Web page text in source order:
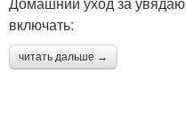
включать:
читать дальше →